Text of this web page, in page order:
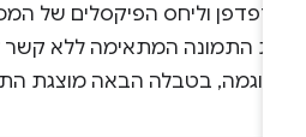
וליחס הפיקסלים של
התמונה המתאימה ללא קשר
בטבלה הבאה מוצגת